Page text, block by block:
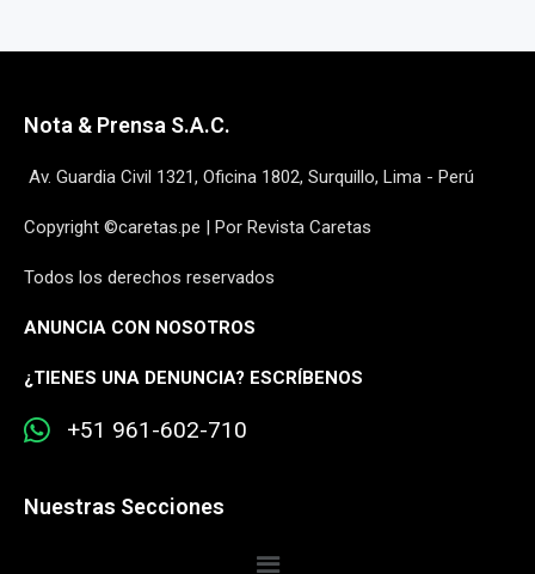
Nota & Prensa S.A.C.
Av. Guardia Civil 1321, Oficina 1802, Surquillo, Lima - Perú
Copyright ©caretas.pe | Por Revista Caretas
Todos los derechos reservados
ANUNCIA CON NOSOTROS
¿TIENES UNA DENUNCIA? ESCRÍBENOS
+51 961-602-710
Nuestras Secciones